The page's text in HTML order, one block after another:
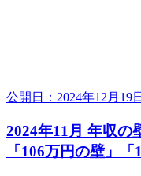
公開日：2024年12月19日
2024年11月 年収の
「106万円の壁」